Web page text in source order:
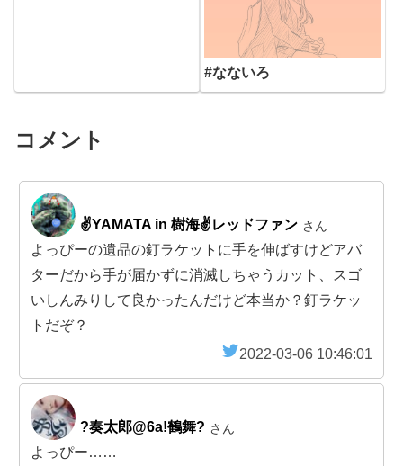
#なないろ
コメント
✌YAMATA in 樹海✌レッドファン さん
よっぴーの遺品の釘ラケットに手を伸ばすけどアバ
ターだから手が届かずに消滅しちゃうカット、スゴ
いしんみりして良かったんだけど本当か？釘ラケッ
トだぞ？
2022-03-06 10:46:01
?奏太郎@6a!鶴舞? さん
よっぴー……